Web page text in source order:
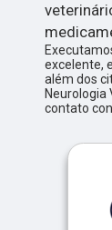
excelente,
além dos
Neurologia
contato